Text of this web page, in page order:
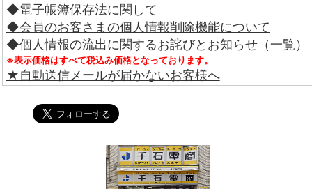
◆電子帳簿保存法に関して
◆会員のお客さまの個人情報削除機能について
◆個人情報の流出に関するお詫びとお知らせ（一覧）
※表示価格はすべて税込み価格となっております。
★自動送信メールが届かないお客様へ